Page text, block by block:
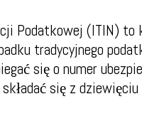
Podatkowej (ITIN) to
tradycyjnego
się o numer
się z